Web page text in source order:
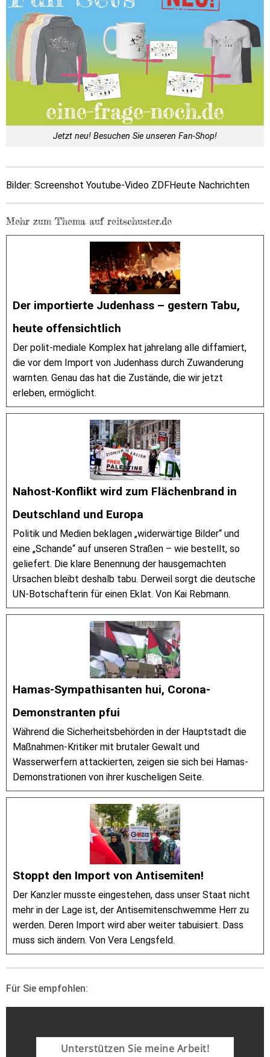
Jetzt neu! Besuchen Sie unseren Fan-Shop!
Bilder: Screenshot Youtube-Video ZDFHeute Nachrichten
Mehr zum Thema auf reitschuster.de
Der importierte Judenhass – gestern Tabu,
heute offensichtlich
Der polit-mediale Komplex hat jahrelang alle diffamiert,
die vor dem Import von Judenhass durch Zuwanderung
warnten. Genau das hat die Zustände, die wir jetzt
erleben, ermöglicht.
Nahost-Konflikt wird zum Flächenbrand in
Deutschland und Europa
Politik und Medien beklagen „widerwärtige Bilder“ und
eine „Schande“ auf unseren Straßen – wie bestellt, so
geliefert. Die klare Benennung der hausgemachten
Ursachen bleibt deshalb tabu. Derweil sorgt die deutsche
UN-Botschafterin für einen Eklat. Von Kai Rebmann.
Hamas-Sympathisanten hui, Corona-
Demonstranten pfui
Während die Sicherheitsbehörden in der Hauptstadt die
Maßnahmen-Kritiker mit brutaler Gewalt und
Wasserwerfern attackierten, zeigen sie sich bei Hamas-
Demonstrationen von ihrer kuscheligen Seite.
Stoppt den Import von Antisemiten!
Der Kanzler musste eingestehen, dass unser Staat nicht
mehr in der Lage ist, der Antisemitenschwemme Herr zu
werden. Deren Import wird aber weiter tabuisiert. Dass
muss sich ändern. Von Vera Lengsfeld.
Für Sie empfohlen:
Unterstützen Sie meine Arbeit!